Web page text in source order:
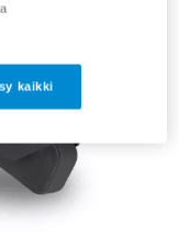
kaikki